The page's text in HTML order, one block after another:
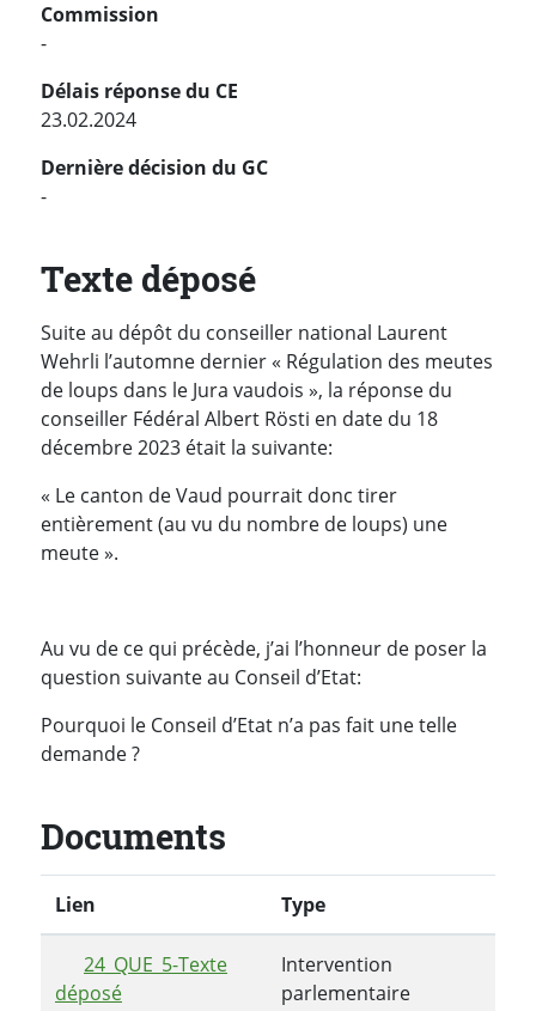
Commission
-
Délais réponse du CE
23.02.2024
Dernière décision du GC
-
Texte déposé
Suite au dépôt du conseiller national Laurent
Wehrli l’automne dernier « Régulation des meutes
de loups dans le Jura vaudois », la réponse du
conseiller Fédéral Albert Rösti en date du 18
décembre 2023 était la suivante:
« Le canton de Vaud pourrait donc tirer
entièrement (au vu du nombre de loups) une
meute ».
Au vu de ce qui précède, j’ai l’honneur de poser la
question suivante au Conseil d’Etat:
Pourquoi le Conseil d’Etat n’a pas fait une telle
demande ?
Documents
Lien Type
24_QUE_5-Texte
déposé
Intervention
parlementaire